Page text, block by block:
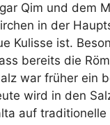
Qim und dem
in der
Kulisse ist.
bereits die
war früher ein
wird in den
auf traditionelle